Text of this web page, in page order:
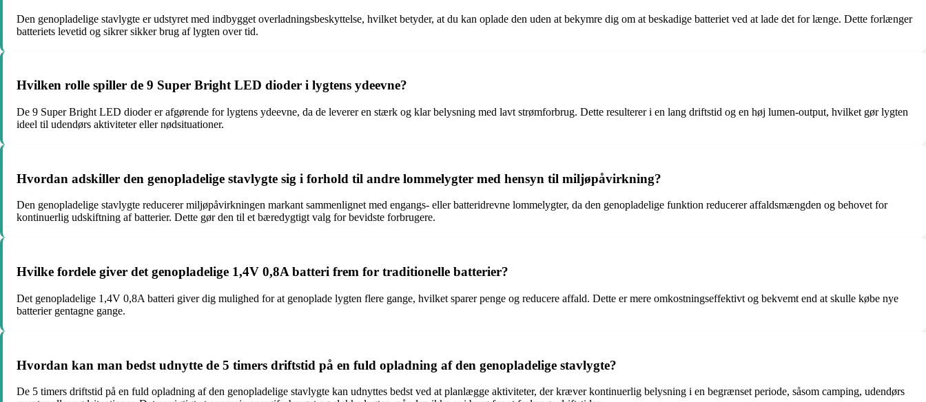
Den genopladelige stavlygte er udstyret med indbygget overladningsbeskyttelse, hvilket betyder, at du kan oplade den uden at bekymre dig om at beskadige batteriet ved at lade det for længe. Dette forlænger
batteriets levetid og sikrer sikker brug af lygten over tid.
Hvilken rolle spiller de 9 Super Bright LED dioder i lygtens ydeevne?
De 9 Super Bright LED dioder er afgørende for lygtens ydeevne, da de leverer en stærk og klar belysning med lavt strømforbrug. Dette resulterer i en lang driftstid og en høj lumen-output, hvilket gør lygten
ideel til udendørs aktiviteter eller nødsituationer.
Hvordan adskiller den genopladelige stavlygte sig i forhold til andre lommelygter med hensyn til miljøpåvirkning?
Den genopladelige stavlygte reducerer miljøpåvirkningen markant sammenlignet med engangs- eller batteridrevne lommelygter, da den genopladelige funktion reducerer affaldsmængden og behovet for
kontinuerlig udskiftning af batterier. Dette gør den til et bæredygtigt valg for bevidste forbrugere.
Hvilke fordele giver det genopladelige 1,4V 0,8A batteri frem for traditionelle batterier?
Det genopladelige 1,4V 0,8A batteri giver dig mulighed for at genoplade lygten flere gange, hvilket sparer penge og reducere affald. Dette er mere omkostningseffektivt og bekvemt end at skulle købe nye
batterier gentagne gange.
Hvordan kan man bedst udnytte de 5 timers driftstid på en fuld opladning af den genopladelige stavlygte?
De 5 timers driftstid på en fuld opladning af den genopladelige stavlygte kan udnyttes bedst ved at planlægge aktiviteter, der kræver kontinuerlig belysning i en begrænset periode, såsom camping, udendørs